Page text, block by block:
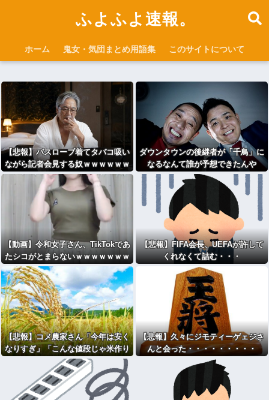
ふよふよ速報。
ホーム 鬼女・気団まとめ用語集 このサイトについて
【悲報】バスローブ着てタバコ吸い
ながら記者会見する奴ｗｗｗｗｗｗ
ｗｗｗｗｗｗｗｗ
ダウンタウンの後継者が「千鳥」に
なるなんて誰が予想できたんや
【動画】令和女子さん、TikTokであ
たシコがとまらないｗｗｗｗｗｗｗ
ｗｗｗｗｗ
【悲報】FIFA会長、UEFAが許して
くれなくて詰む・・・
【悲報】コメ農家さん「今年は安く
なりすぎ」「こんな値段じゃ米作り
をやめる人も多くなるんじゃないか
な？」・・・・・・・・・
【悲報】久々にジモティーゲェジさ
んと会った・・・・・・・・・